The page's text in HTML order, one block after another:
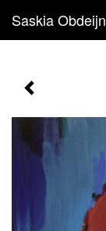
Saskia